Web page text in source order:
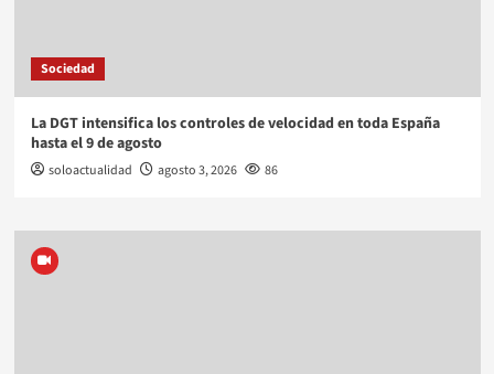
Sociedad
La DGT intensifica los controles de velocidad en toda España
hasta el 9 de agosto
soloactualidad agosto 3, 2026 86